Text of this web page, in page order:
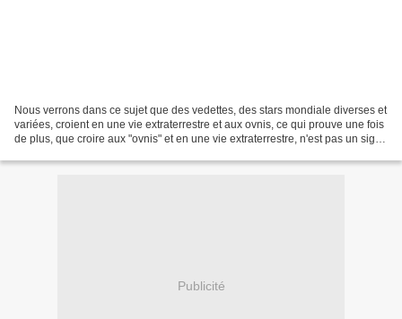
Nous verrons dans ce sujet que des vedettes, des stars mondiale diverses et
variées, croient en une vie extraterrestre et aux ovnis, ce qui prouve une fois
de plus, que croire aux "ovnis" et en une vie extraterrestre, n'est pas un signe
Publicité